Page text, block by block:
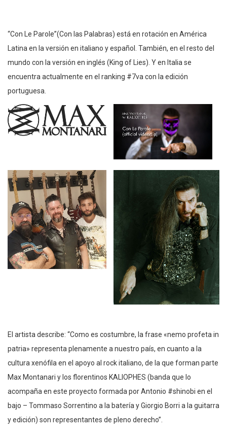
“Con Le Parole”(Con las Palabras) está en rotación en América
Latina en la versión en italiano y español. También, en el resto del
mundo con la versión en inglés (King of Lies). Y en Italia se
encuentra actualmente en el ranking #7va con la edición
portuguesa.
El artista describe: “Como es costumbre, la frase «nemo profeta in
patria» representa plenamente a nuestro país, en cuanto a la
cultura xenófila en el apoyo al rock italiano, de la que forman parte
MaxMontanari y los florentinos KALIOPHES (banda que lo
acompaña en este proyecto formada por Antonio #shinobi en el
bajo – Tommaso Sorrentino a la batería y Giorgio Borri a la guitarra
y edición) son representantes de pleno derecho”.